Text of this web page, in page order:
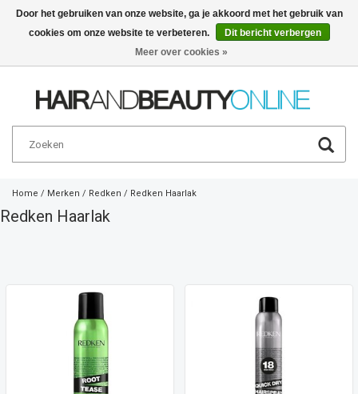
Nederlands €
Home / Merken / Redken / Redken Haarlak
Redken Haarlak
Door het gebruiken van onze website, ga je akkoord met het gebruik van
cookies om onze website te verbeteren.
Dit bericht verbergen
Meer over cookies »